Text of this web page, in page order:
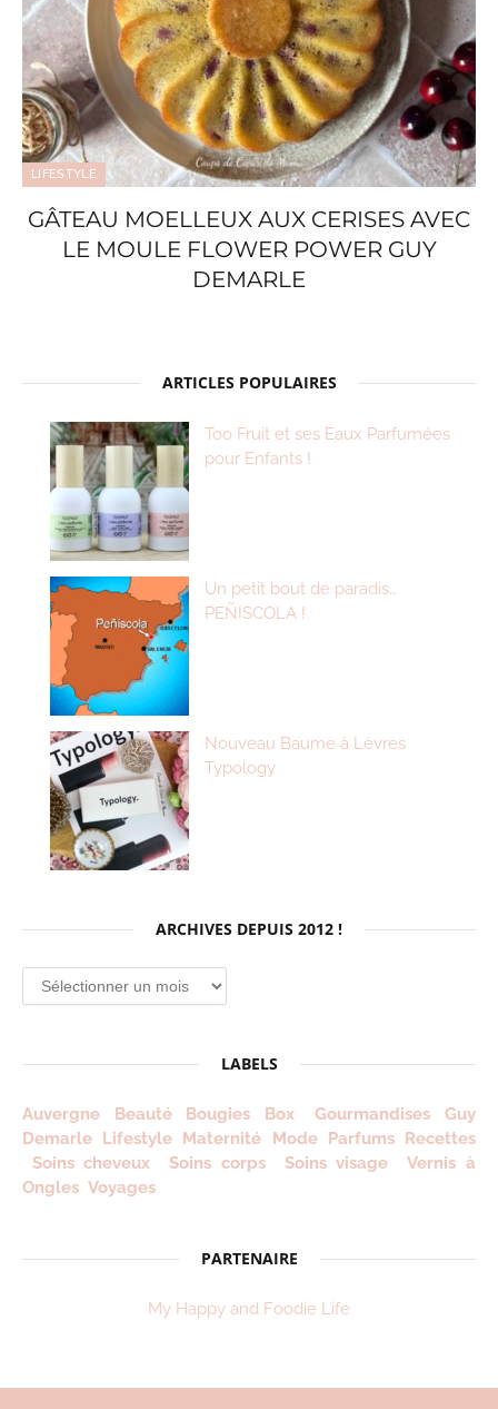
LIFESTYLE
GÂTEAU MOELLEUX AUX CERISES AVEC
LE MOULE FLOWER POWER GUY
DEMARLE
ARTICLES POPULAIRES
Too Fruit et ses Eaux Parfumées
pour Enfants !
Un petit bout de paradis…
PEÑISCOLA !
Nouveau Baume à Lèvres
Typology
ARCHIVES DEPUIS 2012 !
Archives
depuis
LABELS
Auvergne Beauté Bougies Box Gourmandises
Guy
Demarle Lifestyle Maternité Mode Parfums Recettes
Soins cheveux
Soins corps Soins visage
Vernis à
Ongles Voyages
PARTENAIRE
My Happy and Foodie Life